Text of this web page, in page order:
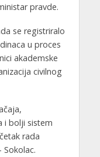
pravde.
se registriralo
u proces
akademske
civilnog
i bolji sistem
rada
Sokolac.